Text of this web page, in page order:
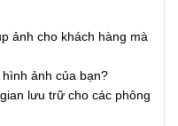
ảnh cho khách hàng mà
ảnh của bạn?
lưu trữ cho các phông